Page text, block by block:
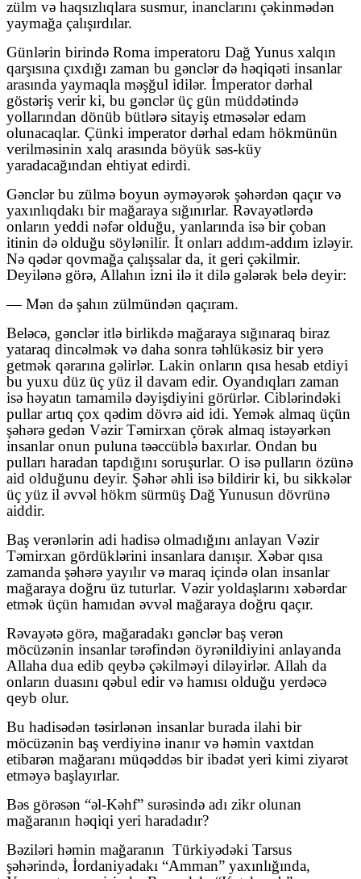
zülm və haqsızlıqlara susmur, inanclarını çəkinmədən
yaymağa çalışırdılar.
Günlərin birində Roma imperatoru Dağ Yunus xalqın
qarşısına çıxdığı zaman bu gənclər də həqiqəti insanlar
arasında yaymaqla məşğul idilər. İmperator dərhal
göstəriş verir ki, bu gənclər üç gün müddətində
yollarından dönüb bütlərə sitayiş etməsələr edam
olunacaqlar. Çünki imperator dərhal edam hökmünün
verilməsinin xalq arasında böyük səs-küy
yaradacağından ehtiyat edirdi.
Gənclər bu zülmə boyun əyməyərək şəhərdən qaçır və
yaxınlıqdakı bir mağaraya sığınırlar. Rəvayətlərdə
onların yeddi nəfər olduğu, yanlarında isə bir çoban
itinin də olduğu söylənilir. İt onları addım-addım izləyir.
Nə qədər qovmağa çalışsalar da, it geri çəkilmir.
Deyilənə görə, Allahın izni ilə it dilə gələrək belə deyir:
— Mən də şahın zülmündən qaçıram.
Beləcə, gənclər itlə birlikdə mağaraya sığınaraq biraz
yataraq dincəlmək və daha sonra təhlükəsiz bir yerə
getmək qərarına gəlirlər. Lakin onların qısa hesab etdiyi
bu yuxu düz üç yüz il davam edir. Oyandıqları zaman
isə həyatın tamamilə dəyişdiyini görürlər. Ciblərindəki
pullar artıq çox qədim dövrə aid idi. Yemək almaq üçün
şəhərə gedən Vəzir Təmirxan çörək almaq istəyərkən
insanlar onun puluna təəccüblə baxırlar. Ondan bu
pulları haradan tapdığını soruşurlar. O isə pulların özünə
aid olduğunu deyir. Şəhər əhli isə bildirir ki, bu sikkələr
üç yüz il əvvəl hökm sürmüş Dağ Yunusun dövrünə
aiddir.
Baş verənlərin adi hadisə olmadığını anlayan Vəzir
Təmirxan gördüklərini insanlara danışır. Xəbər qısa
zamanda şəhərə yayılır və maraq içində olan insanlar
mağaraya doğru üz tuturlar. Vəzir yoldaşlarını xəbərdar
etmək üçün hamıdan əvvəl mağaraya doğru qaçır.
Rəvayətə görə, mağaradakı gənclər baş verən
möcüzənin insanlar tərəfindən öyrənildiyini anlayanda
Allaha dua edib qeybə çəkilməyi diləyirlər. Allah da
onların duasını qəbul edir və hamısı olduğu yerdəcə
qeyb olur.
Bu hadisədən təsirlənən insanlar burada ilahi bir
möcüzənin baş verdiyinə inanır və həmin vaxtdan
etibarən mağaranı müqəddəs bir ibadət yeri kimi ziyarət
etməyə başlayırlar.
Bəs görəsən “əl-Kəhf” surəsində adı zikr olunan
mağaranın həqiqi yeri haradadır?
Bəziləri həmin mağaranın Türkiyədəki Tarsus
şəhərində, İordaniyadakı “Amman” yaxınlığında,